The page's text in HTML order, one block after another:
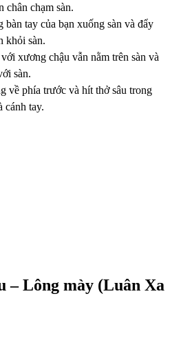
chân chạm sàn.
tay của bạn xuống sàn và đẩy
khỏi sàn.
xương chậu vẫn nằm trên sàn và
sàn.
về phía trước và hít thở sâu trong
cánh tay.
– Lông mày (Luân Xa